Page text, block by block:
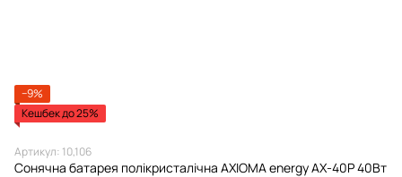
−9%
Кешбек до 25%
Артикул: 10,106
Сонячна батарея полікристалічна AXIOMA energy AX-40P 40Вт